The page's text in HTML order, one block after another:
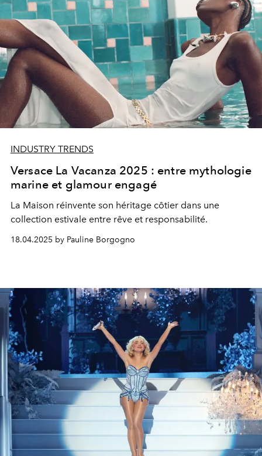
INDUSTRY TRENDS
Versace La Vacanza 2025 : entre mythologie
marine et glamour engagé
La Maison réinvente son héritage côtier dans une
collection estivale entre rêve et responsabilité.
18.04.2025 by Pauline Borgogno